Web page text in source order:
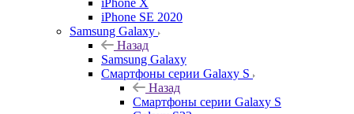
iPhone X
iPhone SE 2020
Samsung Galaxy
Назад
Samsung Galaxy
Смартфоны серии Galaxy S
Назад
Смартфоны серии Galaxy S